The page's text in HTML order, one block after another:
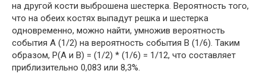
на другой кости выброшена шестерка. Вероятность того,
что на обеих костях выпадут решка и шестерка
одновременно, можно найти, умножив вероятность
события А (1/2) на вероятность события В (1/6). Таким
образом, P(A и B) = (1/2) * (1/6) = 1/12, что составляет
приблизительно 0,083 или 8,3%.